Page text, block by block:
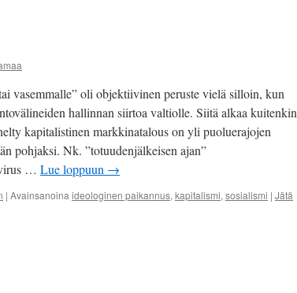
vasemmalle” oli objektiivinen peruste vielä silloin, kun
hallinnan siirtoa valtiolle. Siitä alkaa kuitenkin
kapitalistinen markkinatalous on yli puoluerajojen
pohjaksi. Nk. ”totuudenjälkeisen ajan”
… Lue loppuun →
| Avainsanoina ideologinen paikannus, kapitalismi, sosialismi | Jätä